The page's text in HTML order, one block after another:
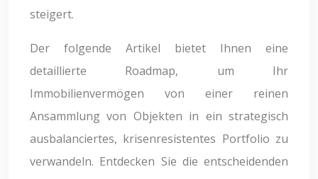
steigert.
Der folgende Artikel bietet Ihnen eine
detaillierte Roadmap, um Ihr
Immobilienvermögen von einer reinen
Ansammlung von Objekten in ein strategisch
ausbalanciertes, krisenresistentes Portfolio zu
verwandeln. Entdecken Sie die entscheidenden